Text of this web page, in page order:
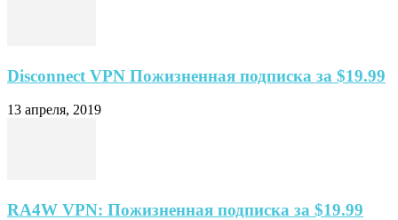
Disconnect VPN Пожизненная подписка за $19.99
13 апреля, 2019
RA4W VPN: Пожизненная подписка за $19.99